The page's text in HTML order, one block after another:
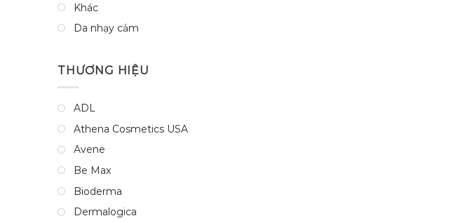
Khác
Da nhạy cảm
THƯƠNG HIỆU
ADL
Athena Cosmetics USA
Avene
Be Max
Bioderma
Dermalogica